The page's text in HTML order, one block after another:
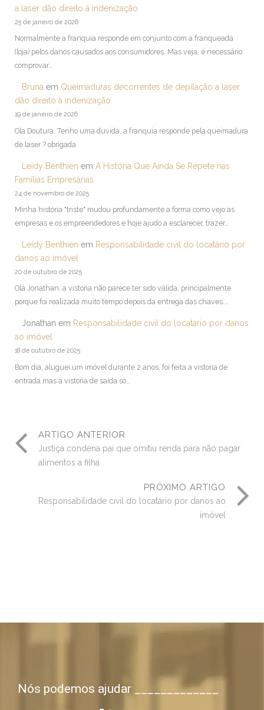
a laser dão direito à indenização
25 de janeiro de 2026
Normalmente a franquia responde em conjunto com a franqueada
(loja) pelos danos causados aos consumidores. Mas veja, é necessário
comprovar…
Brunaem Queimaduras decorrentes de depilação a laser
dão direito à indenização
19 de janeiro de 2026
Ola Doutura, Tenho uma duvida, a franquia responde pela queimadura
de laser ? obrigada
Leidy Benthien em A História Que Ainda Se Repete nas
Famílias Empresárias
24 de novembro de 2025
Minha história "triste" mudou profundamente a forma como vejo as
empresas e os empreendedores e hoje ajudo a esclarecer, trazer…
Leidy Benthien em Responsabilidade civil do locatário por
danos ao imóvel
20 de outubro de 2025
Olá Jonathan, a vistoria não parece ter sido válida, principalmente
porque foi realizada muito tempo depois da entrega das chaves.…
Jonathan em Responsabilidade civil do locatário por danos
ao imóvel
18 de outubro de 2025
Bom dia, aluguei um imóvel durante 2 anos, foi feita a vistoria de
entrada mas a vistoria de saída só…
ARTIGO ANTERIOR
Justiça condena pai que omitiu renda para não pagar
alimentos a filha
PRÓXIMO ARTIGO
Responsabilidade civil do locatário por danos ao
imóvel
Nós podemos ajudar _____________